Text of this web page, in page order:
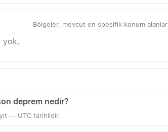
Bölgeler, mevcut en spesifik konum
yok.
deprem nedir?
— UTC tarihlidir.